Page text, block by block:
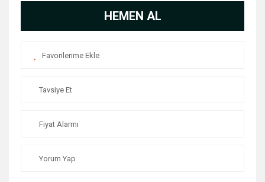
HEMEN AL
Tavsiye Et
Fiyat Alarmı
Yorum Yap